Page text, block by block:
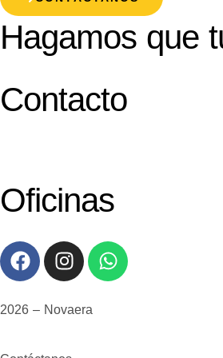
Hagamos que
Contacto
Oficinas
2026 – Novaera